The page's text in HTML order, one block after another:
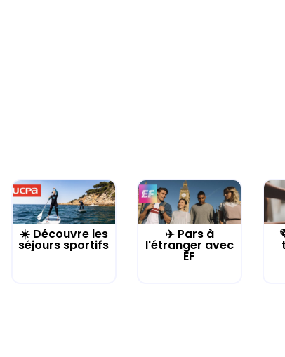
☀️ Découvre les
séjours sportifs
✈️ Pars à
l'étranger avec
EF